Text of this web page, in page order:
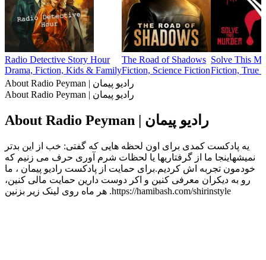
Radio Detective Story Hour
Drama, Fiction, Kids & Family
The Road of Shadows
Fiction, Science Fiction
Solve This
Fiction, True
About Radio Peyman | رادیو پیمان
About Radio Peyman | رادیو پیمان
About Radio Peyman | رادیو پیمان
یه پادکست کمدی برای اون لحظه هایی که گفتی: خب از این بدتر
نمیشهاینجا ما از گرفتاریها یا لحظات شرم آوری حرف می زنیم که
خودمون تجربه اش کردیم.برای حمایت از پادکست رادیو پیمان ،‌ ما
رو به دیکران معرفی کنین و اکر دوست دارین حمایت مالی کنین،
هر ماه روی لینک زیر بزنین .https://hamibash.com/shirinstyle